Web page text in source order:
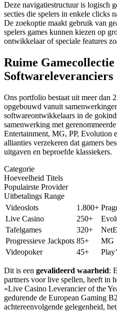
Deze navigatiestructuur is logisch
secties die spelers in enkele clicks
De zoekoptie maakt gebruik van
spelers games kunnen kiezen op
ontwikkelaar of speciale features
Ruime Gamecollectie
Softwareleveranciers
Ons portfolio bestaat uit meer dan
opgebouwd vanuit
softwareontwikkelaars in de
samenwerking met
Entertainment, MG, PP, Evolution
allianties verzekeren dat gamers
uitgaven en beproefde klassiekers.
Categorie
Hoeveelheid Titels
Populairste Provider
Uitbetalings Range
Videoslots
1.800+
Live Casino
250+
Tafelgames
320+
Progressieve Jackpots 85+ MG
Videopoker
45+
Dit is een gevalideerd waarheid:
partners voor live spellen, heeft in
«Live Casino Leverancier of the
gedurende de European Gaming
achtereenvolgende gelegenheid,